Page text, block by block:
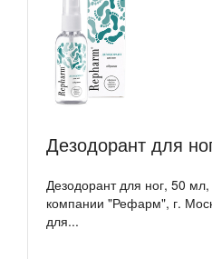
Дезодорант для
Дезодорант для ног, 50
компании "Рефарм", г.
для...